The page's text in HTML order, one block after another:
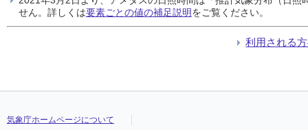
せん。詳しくは要素ごとの値の補足説明をご覧ください。
利用される
気象庁ホームページについて